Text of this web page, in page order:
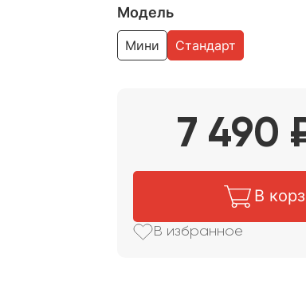
Модель
Мини Стандарт
7 490
В
В избранное